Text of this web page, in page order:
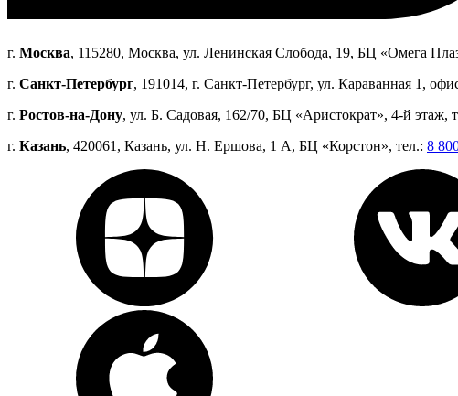
г. Москва, 115280, Москва, ул. Ленинская Слобода, 19, БЦ «Омега
г. Санкт-Петербург, 191014, г. Санкт-Петербург, ул. Караванная 1,
г. Ростов-на-Дону, ул. Б. Садовая, 162/70, БЦ «Аристократ», 4-й этаж,
г. Казань, 420061, Казань, ул. Н. Ершова, 1 А, БЦ «Корстон», тел.: 8